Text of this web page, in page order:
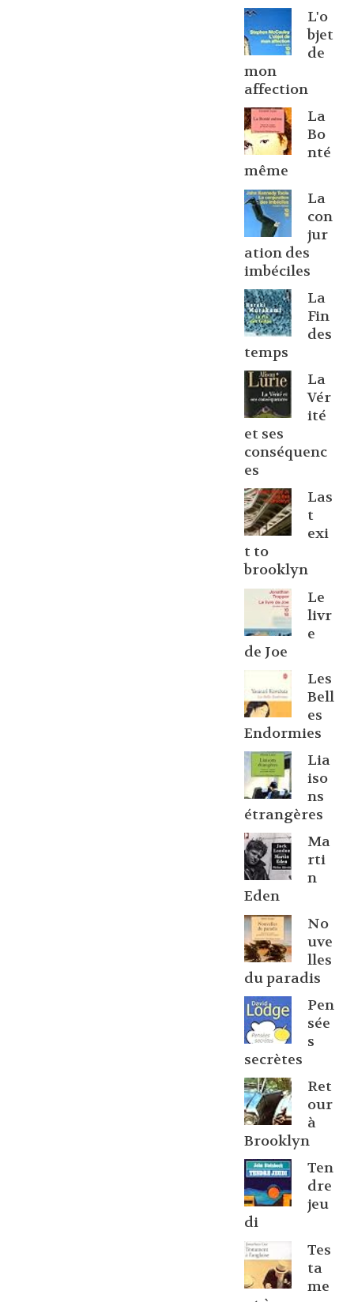
L'o
bjet
de
mon
affection
La
Bo
nté
même
La
con
jur
ation des
imbéciles
La
Fin
des
temps
La
Vér
ité
et ses
conséquenc
es
Las
t
exi
t to
brooklyn
Le
livr
e
de Joe
Les
Bell
es
Endormies
Lia
iso
ns
étrangères
Ma
rti
n
Eden
No
uve
lles
du paradis
Pen
sée
s
secrètes
Ret
our
à
Brooklyn
Ten
dre
jeu
di
Tes
ta
me